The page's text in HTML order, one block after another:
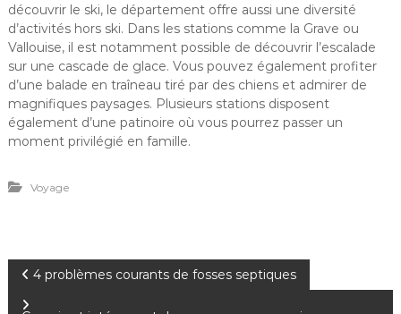
découvrir le ski, le département offre aussi une diversité
d’activités hors ski. Dans les stations comme la Grave ou
Vallouise, il est notamment possible de découvrir l’escalade
sur une cascade de glace. Vous pouvez également profiter
d’une balade en traîneau tiré par des chiens et admirer de
magnifiques paysages. Plusieurs stations disposent
également d’une patinoire où vous pourrez passer un
moment privilégié en famille.
Voyage
N 4 problèmes courants de fosses septiques